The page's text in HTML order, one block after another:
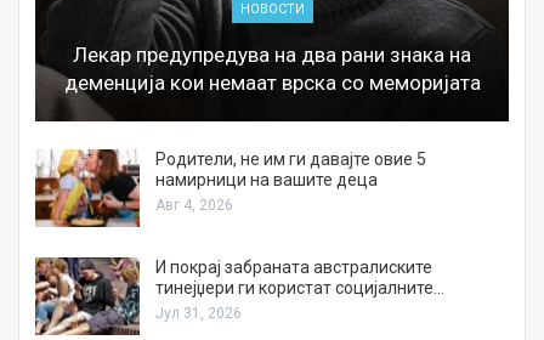
НОВОСТИ
Лекар предупредува на два рани знака на
деменција кои немаат врска со меморијата
Родители, не им ги давајте овие 5
намирници на вашите деца
Авг 4, 2026
И покрај забраната австралиските
тинејџери ги користат социјалните…
Јул 31, 2026